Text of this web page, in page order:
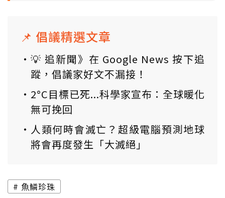
📌 倡議精選文章
💡 追新聞》在 Google News 按下追
蹤，倡議家好文不漏接！
2°C目標已死...科學家宣布：全球暖化
無可挽回
人類何時會滅亡？超級電腦預測地球
將會再度發生「大滅絕」
魚鱗珍珠